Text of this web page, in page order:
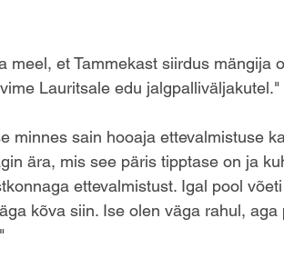
meel, et Tammekast siirdus mängija
Lauritsale edu jalgpalliväljakutel."
minnes sain hooaja ettevalmistuse
ära, mis see päris tipptase on ja
ettevalmistust. Igal pool
kõva siin. Ise olen väga rahul,